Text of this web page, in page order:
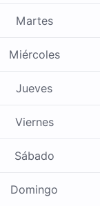
Martes
Miércoles
Jueves
Viernes
Sábado
Domingo